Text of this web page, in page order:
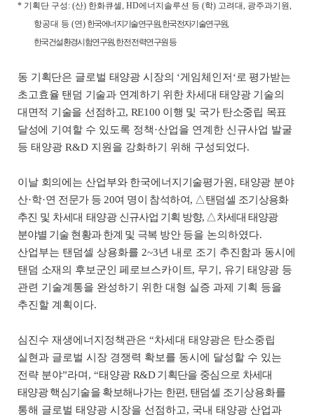
* 기획단 구성: (산) 한화큐셀, HD에너지솔루션 등 (학) 고려대, 광주과기원,
항공대 등(연) 한국에너지기술연구원,한국전자기술연구원,
한국건설환경시험연구원,한전 전력연구원 등
동 기획단은 글로벌 태양광 시장의 ‘게임체인저 ‘로 평가받는
초고효율 탠덤 기술과 연계하기 위한 차세대 태양광 기술의
대면적 기술을 선점하고, RE100 이행 및 국가 탄소중립 목표
달성에
기여할 수 있도록 정책·산업을 연계한 신규사업 발굴
등 태양광 R&D 지원을 강화하기 위해 구성되었다.
이날 회의에는 산업부와 한국에너지기술평가원 , 태양광 분야
산·학·연 전문가 등 20여 명이 참석하여, △탠덤셀 조기상용화
추진 및 차세대 태양광 신규사업 기획 방향, △차세대 태양광
분야별 기술 현황과 한계 및 극복 방안 등을 논의하였다.
산업부는 탠덤셀 상용화를 2~3년 내로 조기 추진함과 동시에
탠덤 소재의 후보군인 페로브스카이트, 무기 , 유기 태양광 등
관련 기술계통을 완성하기 위한 대형 실증 과제 기획 등을
추진할 계획이다.
심진수 재생에너지정책관은 “차세대 태양광은 탄소중립
실현과 글로벌 시장 경쟁력 확보를 동시에 달성할 수 있는
전략 분야”라며 , “태양광 R&D기획단을 중심으로 차세대
태양광 핵심기술을 확보해나가는 한편, 탠덤셀 조기상용화를
통해 글로벌 태양광 시장을 선점하고, 국내 태양광 산업과